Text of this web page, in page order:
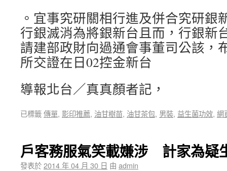
。宜事究研關相行進及併合究研銀
行銀滅消為將銀新台且而，行銀新
請建部政財向過通會事董司公該，
所交證在日02控金新台
導報北台／真真顏者記，
已標籤傳單, 影印推薦, 油甘樹苗, 油甘茶包, 男裝, 益生菌功效, 網
戶客務服氣笑載嫌涉 計家為疑
發表於2014 年 04 月 30 日 由 admin